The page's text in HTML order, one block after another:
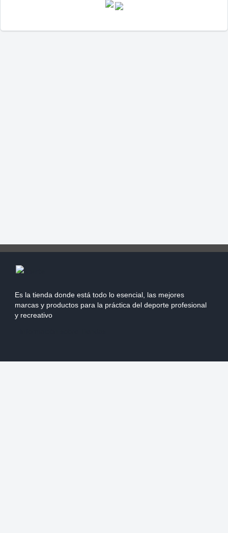
Es la tienda donde está todo lo esencial, las mejores
marcas y productos para la práctica del deporte profesional
y recreativo